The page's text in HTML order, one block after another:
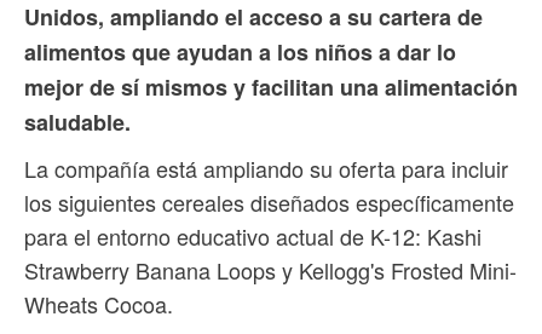
Unidos, ampliando el acceso a su cartera de
alimentos que ayudan a los niños a dar lo
mejor de sí mismos y facilitan una alimentación
saludable.
La compañía está ampliando su oferta para incluir
los siguientes cereales diseñados específicamente
para el entorno educativo actual de K-12: Kashi
Strawberry Banana Loops y Kellogg's Frosted Mini-
Wheats Cocoa.